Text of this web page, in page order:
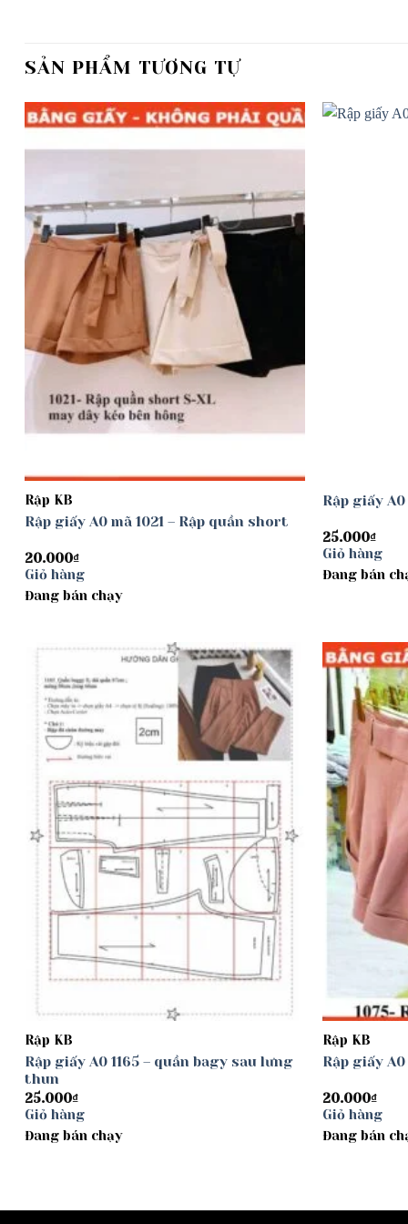
SẢN PHẨM TƯƠNG TỰ
Add to
Rập KB
Rập giấy A0 mã 1021 – Rập quần short
20.000₫
Giỏ hàng
Đang bán chạy
Rập giấy
25.000₫
Giỏ hàng
Đang bán
Add to
wishlist
Rập KB
Rập giấy A0 1165 – quần bagy sau lưng
thun
25.000₫
Giỏ hàng
Đang bán chạy
Rập KB
Rập giấy
20.000₫
Giỏ hàng
Đang bán